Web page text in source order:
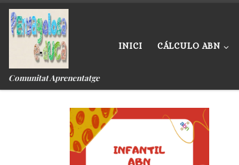
Skip to content
Comunitat Aprenentatge
INICI CÁLCULO ABN